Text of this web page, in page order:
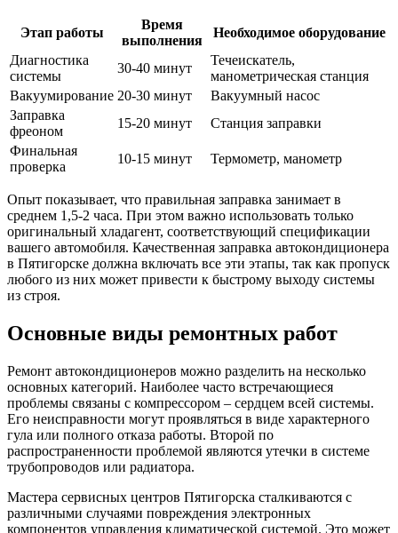
Этап работы
Время
выполнения
Необходимое оборудование
Диагностика
системы
30-40 минут
Течеискатель,
манометрическая станция
Вакуумирование 20-30 минут
Вакуумный насос
Заправка
фреоном
15-20 минут
Станция заправки
Финальная
проверка
10-15 минут Термометр, манометр
Опыт показывает, что правильная заправка занимает в
среднем 1,5-2 часа. При этом важно использовать только
оригинальный хладагент, соответствующий спецификации
вашего автомобиля. Качественная заправка автокондиционера
в Пятигорске должна включать все эти этапы, так как пропуск
любого из них может привести к быстрому выходу системы
из строя.
Основные виды ремонтных работ
Ремонт автокондиционеров можно разделить на несколько
основных категорий. Наиболее часто встречающиеся
проблемы связаны с компрессором – сердцем всей системы.
Его неисправности могут проявляться в виде характерного
гула или полного отказа работы. Второй по
распространенности проблемой являются утечки в системе
трубопроводов или радиатора.
Мастера сервисных центров Пятигорска сталкиваются с
различными случаями повреждения электронных
компонентов управления климатической системой. Это может